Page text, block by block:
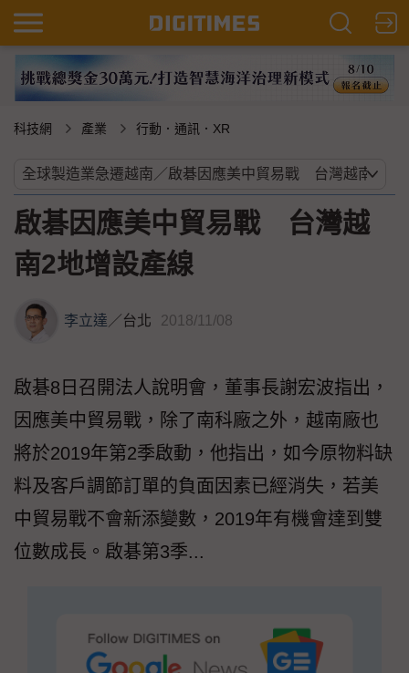
科技網 產業 行動．通訊．XR
啟碁因應美中貿易戰 台灣越
南2地增設產線
李立達／台北 2018/11/08
啟碁8日召開法人說明會，董事長謝宏波指出，
因應美中貿易戰，除了南科廠之外，越南廠也
將於2019年第2季啟動，他指出，如今原物料缺
料及客戶調節訂單的負面因素已經消失，若美
中貿易戰不會新添變數，2019年有機會達到雙
位數成長。啟碁第3季...